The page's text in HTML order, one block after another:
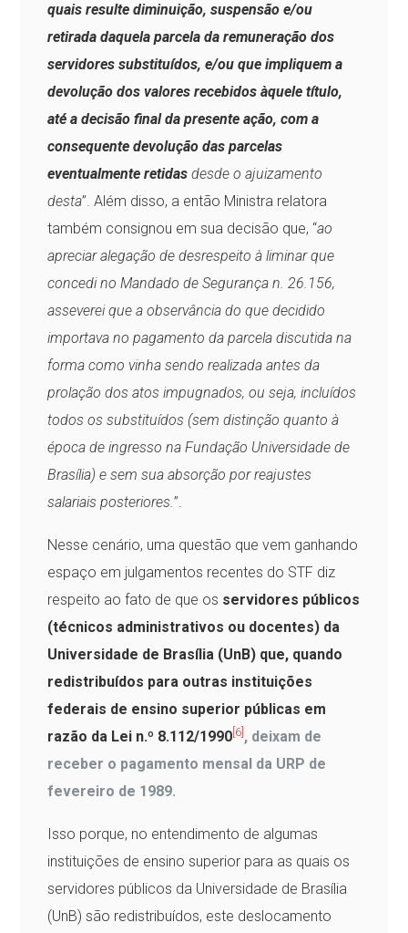
quais resulte diminuição, suspensão e/ou
retirada daquela parcela da remuneração dos
servidores substituídos, e/ou que impliquem a
devolução dos valores recebidos àquele título,
até a decisão final da presente ação, com a
consequente devolução das parcelas
eventualmente retidas desde o ajuizamento
desta”. Além disso, a então Ministra relatora
também consignou em sua decisão que, “ao
apreciar alegação de desrespeito à liminar que
concedi no Mandado de Segurança n. 26.156,
asseverei que a observância do que decidido
importava no pagamento da parcela discutida na
forma como vinha sendo realizada antes da
prolação dos atos impugnados, ou seja, incluídos
todos os substituídos (sem distinção quanto à
época de ingresso na Fundação Universidade de
Brasília) e sem sua absorção por reajustes
salariais posteriores.”.
Nesse cenário, uma questão que vem ganhando
espaço em julgamentos recentes do STF diz
respeito ao fato de que os servidores públicos
(técnicos administrativos ou docentes) da
Universidade de Brasília (UnB) que, quando
redistribuídos para outras instituições
federais de ensino superior públicas em
razão da Lei n.º 8.112/1990[6] , deixam de
receber o pagamento mensal da URP de
fevereiro de 1989.
Isso porque, no entendimento de algumas
instituições de ensino superior para as quais os
servidores públicos da Universidade de Brasília
(UnB) são redistribuídos, este deslocamento